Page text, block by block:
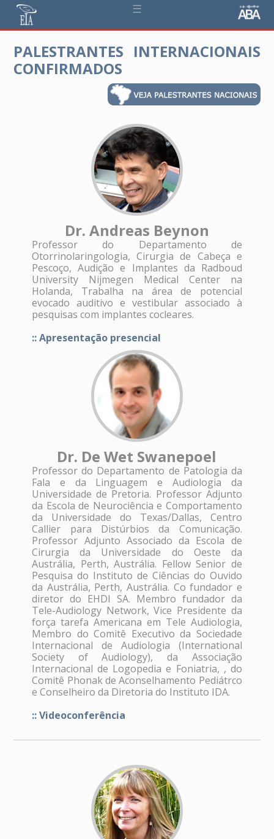
☰
PALESTRANTES INTERNACIONAIS
CONFIRMADOS
Dr. Andreas Beynon
Professor do Departamento de
Otorrinolaringologia, Cirurgia de Cabeça e
Pescoço, Audição e Implantes da Radboud
University Nijmegen Medical Center na
Holanda, Trabalha na área de potencial
evocado auditivo e vestibular associado à
pesquisas com implantes cocleares.
:: Apresentação presencial
Dr. De Wet Swanepoel
Professor do Departamento de Patologia da
Fala e da Linguagem e Audiologia da
Universidade de Pretoria. Professor Adjunto
da Escola de Neurociência e Comportamento
da Universidade do Texas/Dallas, Centro
Callier para Distúrbios da Comunicação.
Professor Adjunto Associado da Escola de
Cirurgia da Universidade do Oeste da
Austrália, Perth, Austrália. Fellow Senior de
Pesquisa do Instituto de Ciências do Ouvido
da Austrália, Perth, Austrália. Co fundador e
diretor do EHDI SA. Membro fundador da
Tele-Audiology Network, Vice Presidente da
força tarefa Americana em Tele Audiologia,
Membro do Comitê Executivo da Sociedade
Internacional de Audiologia (International
Society of Audiology), da Associação
Internacional de Logopedia e Foniatria, , do
Comitê Phonak de Aconselhamento Pediátrco
e Conselheiro da Diretoria do Instituto IDA.
:: Videoconferência